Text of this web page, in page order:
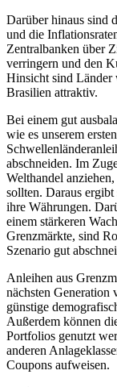
Darüber hinaus sind
und die
Zentralbanken über
verringern und den
Hinsicht sind Länder
Brasilien attraktiv.
Bei einem gut
wie es unserem
abschneiden. Im
Welthandel
sollten. Daraus
ihre Währungen.
einem stärkeren
Grenzmärkte, sind
Szenario gut
Anleihen aus
nächsten Generation
günstige
Außerdem können
Portfolios genutzt
anderen
Coupons aufweisen.